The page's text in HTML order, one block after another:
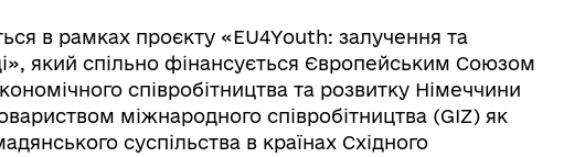
в рамках проєкту «EU4Youth: залучення та
який спільно фінансується Європейським Союзом
співробітництва та розвитку Німеччини
міжнародного співробітництва (GIZ) як
суспільства в країнах Східного